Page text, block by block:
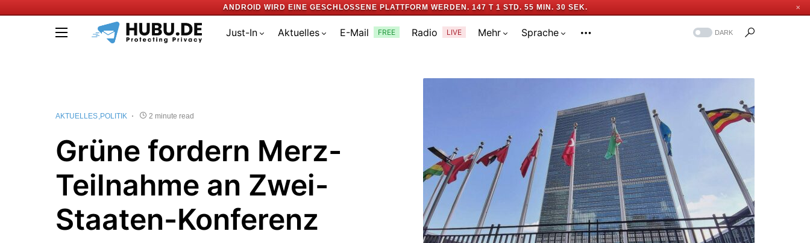
ANDROID WIRD EINE GESCHLOSSENE PLATTFORM WERDEN. 147 T 1 STD. 55 MIN. 29 SEK. ✕
Just-In Aktuelles E-Mail FREE Radio LIVE Mehr Sprache DARK
AKTUELLES POLITIK 2 minute read
Grüne fordern Merz-
Teilnahme an Zwei-
Staaten-Konferenz